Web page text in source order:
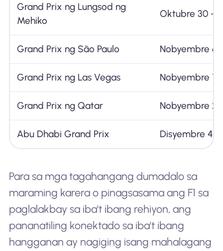
Grand Prix ng Lungsod ng
Mehiko
Oktubre 30 –
Grand Prix ng São Paulo Nobyembre
Grand Prix ng Las Vegas Nobyembre
Grand Prix ng Qatar Nobyembre
Abu Dhabi Grand Prix Disyembre
Para sa mga tagahangang dumadalo sa
maraming karera o pinagsasama ang F1 sa
paglalakbay sa iba't ibang rehiyon, ang
pananatiling konektado sa iba't ibang
hangganan ay nagiging isang mahalagang